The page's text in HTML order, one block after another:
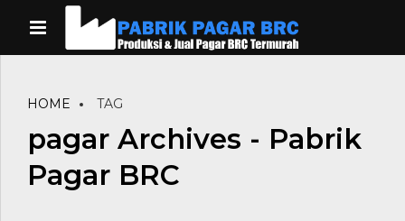
HOME TAG
pagar Archives - Pabrik
Pagar BRC